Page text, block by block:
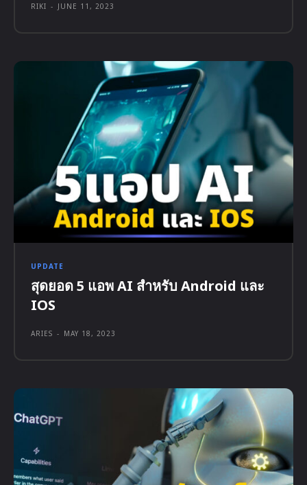
RIKI - JUNE 11, 2023
UPDATE
สุดยอด 5 แอพ AI สำหรับ Android และ
IOS
ARIES - MAY 18, 2023